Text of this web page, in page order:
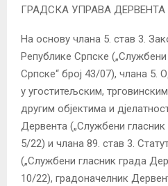
ГРАДСКА УПРАВА ДЕРВЕНТА
На основу члана 5. став 3.
Републике Српске
Српске“ број 43/07), члана 5.
у угоститељским,
другим објектима и
Дервента („Службени гласник
5/22) и члана 89. став 3.
(„Службени гласник града
10/22), градоначелник